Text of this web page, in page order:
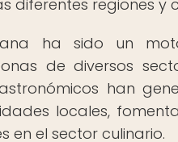
diferentes regiones y
ha sido un
de diversos
han
locales,
en el sector culinario.